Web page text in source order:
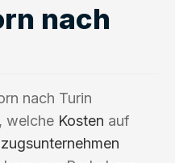
nach
nach Turin
welche Kosten auf